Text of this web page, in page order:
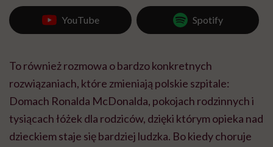
YouTube Spotify
To również rozmowa o bardzo konkretnych
rozwiązaniach, które zmieniają polskie szpitale:
Domach Ronalda McDonalda, pokojach rodzinnych i
tysiącach łóżek dla rodziców, dzięki którym opieka nad
dzieckiem staje się bardziej ludzka. Bo kiedy choruje